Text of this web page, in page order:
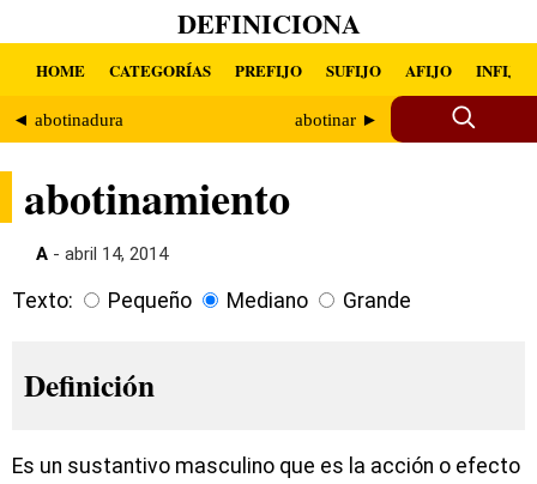
DEFINICIONA
HOME CATEGORÍAS PREFIJO SUFIJO AFIJO INFIJO
◄ abotinadura abotinar ►
abotinamiento
A - abril 14, 2014
Texto: Pequeño Mediano Grande
Definición
Es un sustantivo masculino que es la acción o efecto